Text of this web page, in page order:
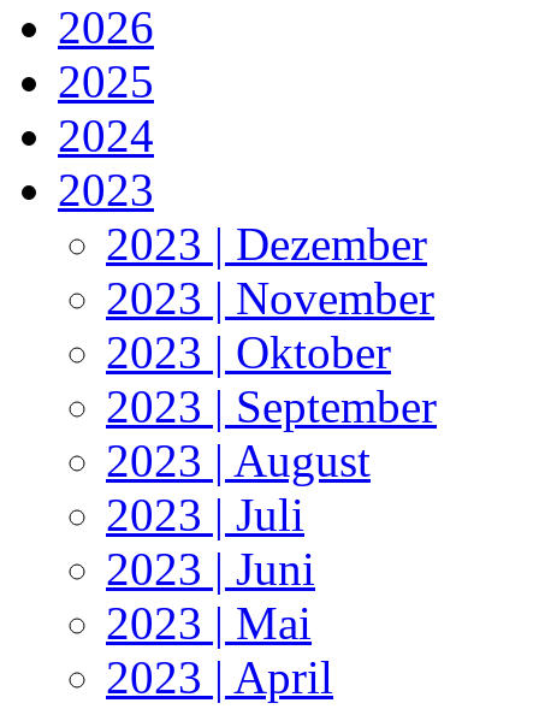
2026
2025
2024
2023
2023 | Dezember
2023 | November
2023 | Oktober
2023 | September
2023 | August
2023 | Juli
2023 | Juni
2023 | Mai
2023 | April